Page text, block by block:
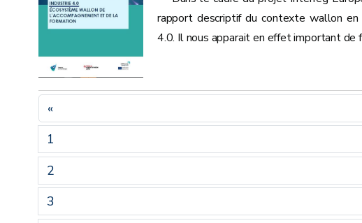
rapport descriptif du contexte wallon en
4.0. Il nous apparait en effet important de
«
1
2
3